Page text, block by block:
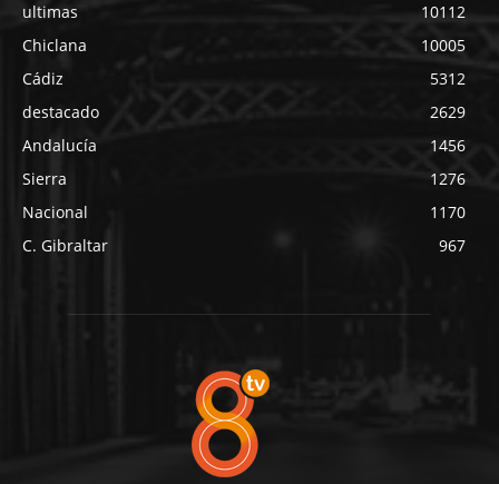
ultimas
10112
Chiclana
10005
Cádiz
5312
destacado
2629
Andalucía
1456
Sierra
1276
Nacional
1170
C. Gibraltar
967